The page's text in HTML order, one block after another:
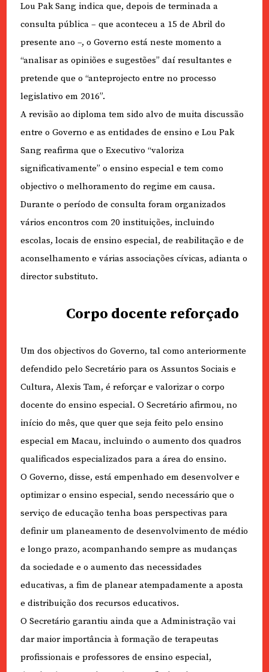
Lou Pak Sang indica que, depois de terminada a
consulta pública – que aconteceu a 15 de Abril do
presente ano –, o Governo está neste momento a
“analisar as opiniões e sugestões” daí resultantes e
pretende que o “anteprojecto entre no processo
legislativo em 2016”.
A revisão ao diploma tem sido alvo de muita discussão
entre o Governo e as entidades de ensino e Lou Pak
Sang reafirma que o Executivo “valoriza
significativamente” o ensino especial e tem como
objectivo o melhoramento do regime em causa.
Durante o período de consulta foram organizados
vários encontros com 20 instituições, incluindo
escolas, locais de ensino especial, de reabilitação e de
aconselhamento e várias associações cívicas, adianta o
director substituto.
Corpo docente reforçado
Um dos objectivos do Governo, tal como anteriormente
defendido pelo Secretário para os Assuntos Sociais e
Cultura, Alexis Tam, é reforçar e valorizar o corpo
docente do ensino especial. O Secretário afirmou, no
início do mês, que quer que seja feito pelo ensino
especial em Macau, incluindo o aumento dos quadros
qualificados especializados para a área do ensino.
O Governo, disse, está empenhado em desenvolver e
optimizar o ensino especial, sendo necessário que o
serviço de educação tenha boas perspectivas para
definir um planeamento de desenvolvimento de médio
e longo prazo, acompanhando sempre as mudanças
da sociedade e o aumento das necessidades
educativas, a fim de planear atempadamente a aposta
e distribuição dos recursos educativos.
O Secretário garantiu ainda que a Administração vai
dar maior importância à formação de terapeutas
profissionais e professores de ensino especial,